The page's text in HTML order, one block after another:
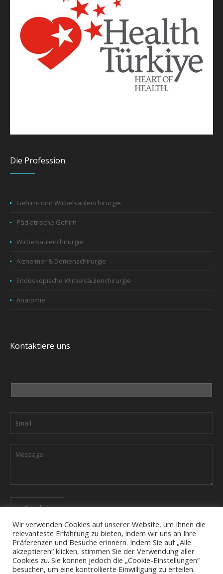
Die Profession
Gehirn- und Wirbelsäulenchirurgie
Pädiatrische Gehirn
Wirbelsäulenchirurgie
Alzheimer & Demenzchirurgie
Endoskopische Wirbelsäulenchirurgie
Anatomie
Kontaktiere uns
Das Unternehmen Datenschutzerklärung Kontact
Wir verwenden Cookies auf unserer Website, um Ihnen die
relevanteste Erfahrung zu bieten, indem wir uns an Ihre
Präferenzen und Besuche erinnern. Indem Sie auf „Alle
akzeptieren“ klicken, stimmen Sie der Verwendung aller
Cookies zu. Sie können jedoch die „Cookie-Einstellungen“
besuchen, um eine kontrollierte Einwilligung zu erteilen.